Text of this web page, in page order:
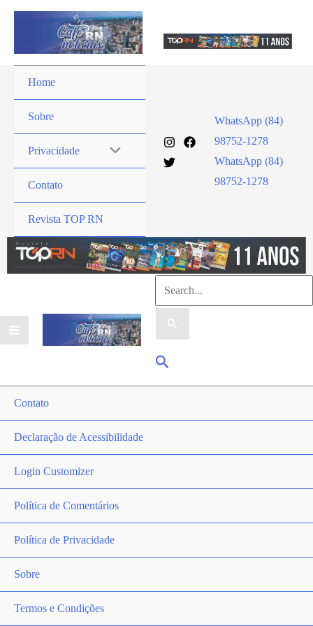
Home
Sobre
Privacidade
Contato
Revista TOP RN
WhatsApp (84)
98752-1278
WhatsApp (84)
98752-1278
Pesquisar
por:
Pesquisar
Contato
Declaração de Acessibilidade
Login Customizer
Política de Comentários
Política de Privacidade
Sobre
Termos e Condições